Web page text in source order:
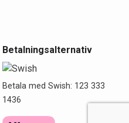
Betalningsalternativ
Betala med Swish: 123 333
1436